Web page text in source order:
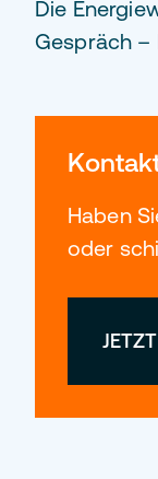
Die
Gespräch –
Haben
oder